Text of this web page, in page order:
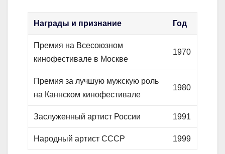
Награды и признание Год
Премия на Всесоюзном
кинофестивале в Москве
1970
Премия за лучшую мужскую роль
на Каннском кинофестивале
1980
Заслуженный артист России 1991
Народный артист СССР 1999